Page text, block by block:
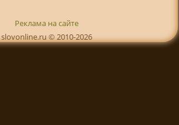
Реклама на сайте
slovonline.ru © 2010-2026